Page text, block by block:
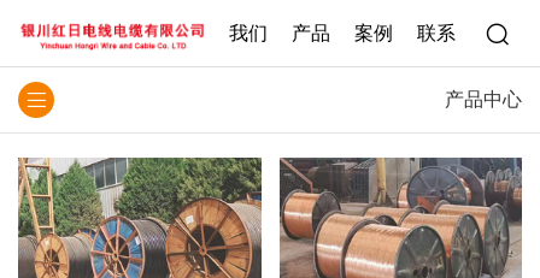
我们 产品 案例 联系
产品中心